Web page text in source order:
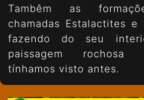
Tambêm as
chamadas Estalactites e
fazendo do seu
paissagem rochosa
tínhamos visto antes.